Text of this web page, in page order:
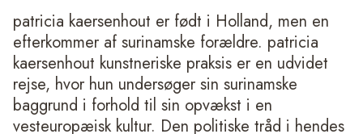
patricia kaersenhout er født i Holland, men en
efterkommer af surinamske forældre. patricia
kaersenhout kunstneriske praksis er en udvidet
rejse, hvor hun undersøger sin surinamske
baggrund i forhold til sin opvækst i en
vesteuropæisk kultur. Den politiske tråd i hendes